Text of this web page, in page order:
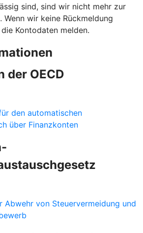
sind, sind wir nicht mehr zur
wir keine Rückmeldung
Kontodaten melden.
der OECD
den automatischen
über Finanzkonten
Abwehr von Steuervermeidung und